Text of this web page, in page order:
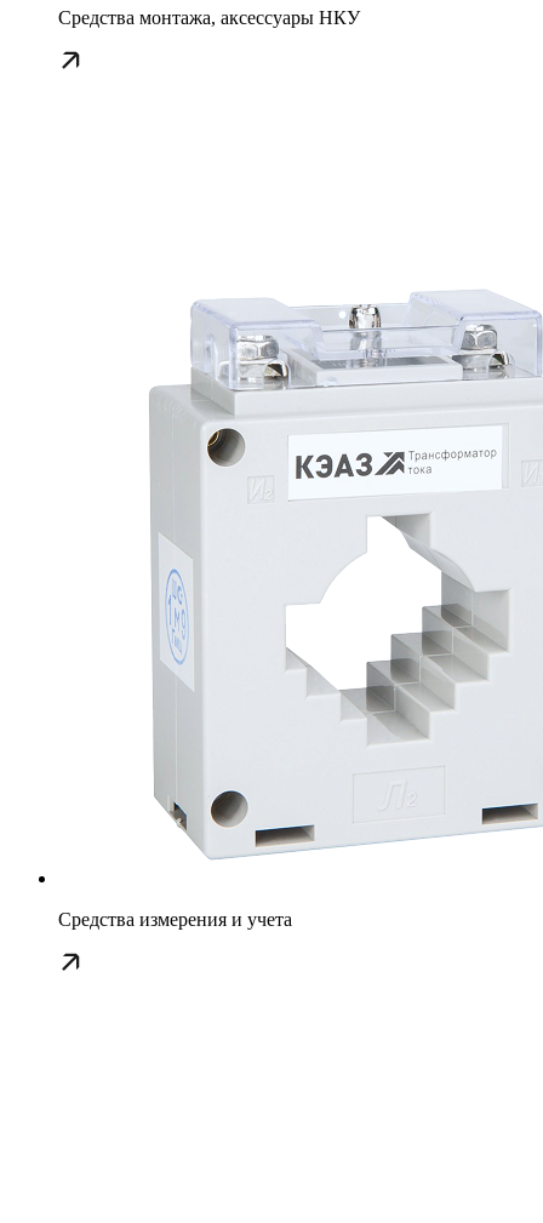
Средства монтажа, аксессуары НКУ
Средства измерения и учета